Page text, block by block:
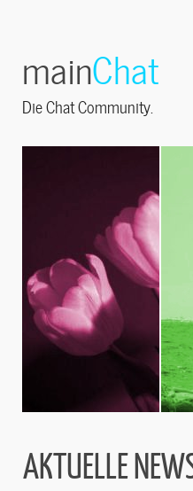
mainChat
Die Chat Community.
AKTUELLE